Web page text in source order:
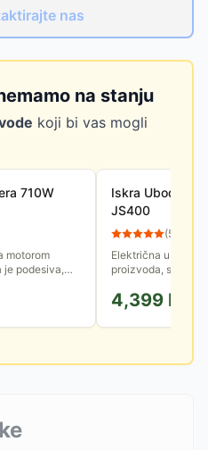
nas
na stanju
koji bi vas mogli
710W
motorom
je podesiva,
udoban...
Iskra Ubodna
JS400
(57
Električna ubodna
proizvoda, snage
4,399 RSD